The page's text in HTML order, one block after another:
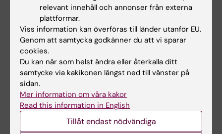
9 jun 2026
Ny avhandling visar
låg risk för barns
hälsa vid assisterad
befruktning
En ny doktorsavhandling från
Karolinska Institutet visar att
hälsoutfallen…
RNA påverkar cellers
DNA-reparation
En ny doktorsavhandling från
Karolinska Institutet visar att
relevant innehåll och annonser från externa
plattformar.
Viss information kan överföras till länder utanför EU.
Genom att samtycka godkänner du att vi sparar
cookies.
Du kan när som helst ändra eller återkalla ditt
samtycke via kakikonen längst ned till vänster på
sidan.
Mer information om våra kakor
Read this information in English
Tillåt endast nödvändiga